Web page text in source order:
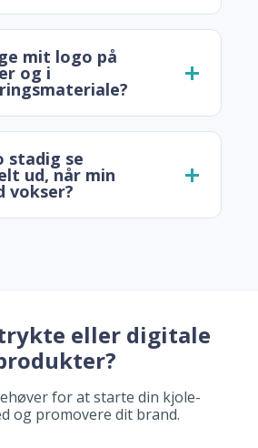
mit logo på
og i
stadig se
ud, når min
vokser?
eller digitale
for at starte din kjole-
og promovere dit brand.